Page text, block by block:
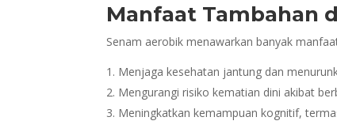
Manfaat Tambahan
Senam aerobik menawarkan banyak
Menjaga kesehatan jantung dan
Mengurangi risiko kematian dini akibat
Meningkatkan kemampuan kognitif,